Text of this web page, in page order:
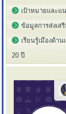
เป้าหมายและแ
ข้อมูลการส่งเส
เรียนรู้เมืองด้า
20 ปี